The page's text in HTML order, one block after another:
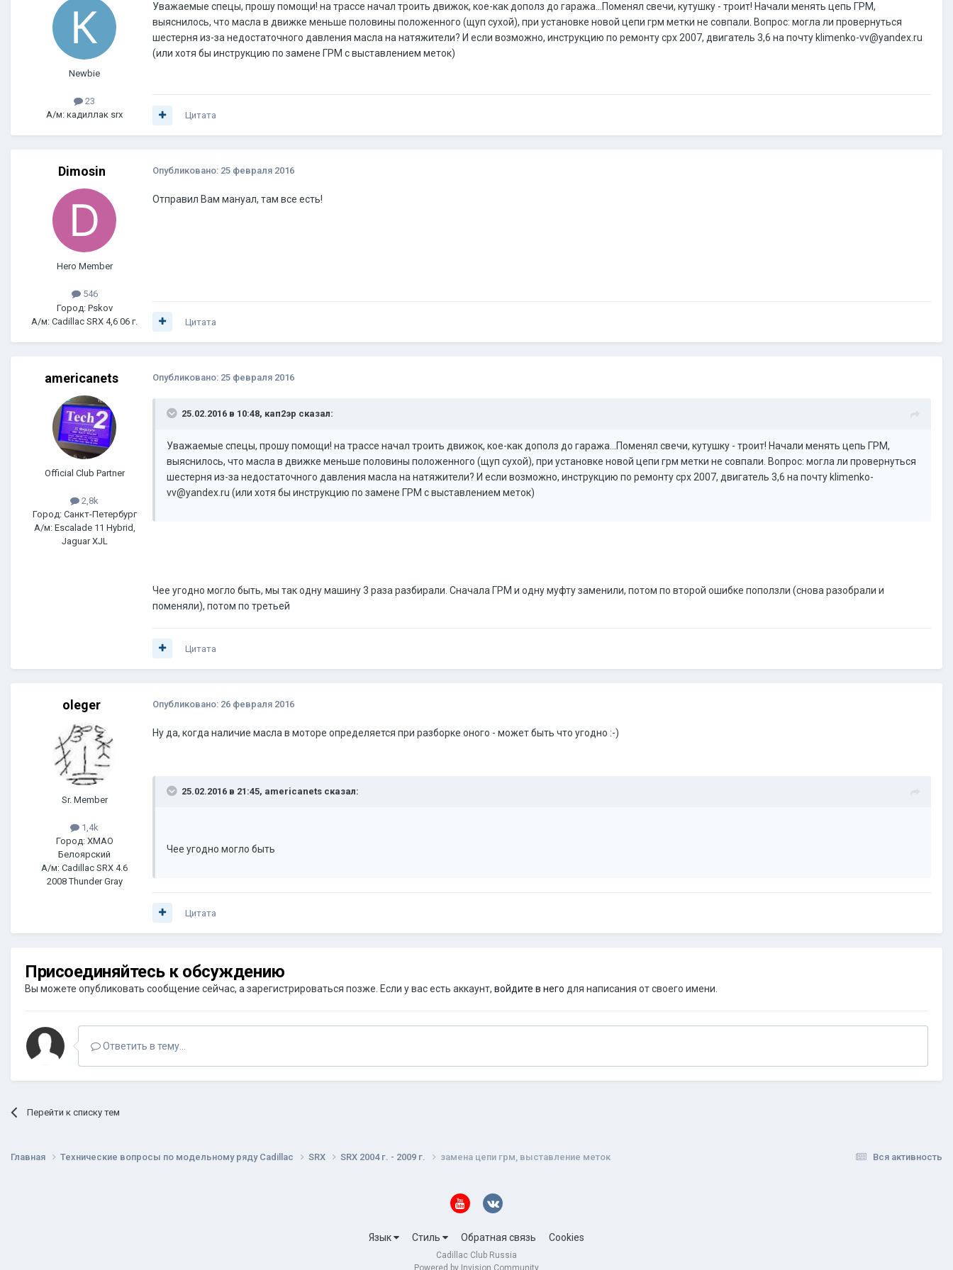
Newbie
23
А/м: кадиллак srx
Уважаемые спецы, прошу помощи! на трассе начал троить движок, кое-как дополз до гаража...Поменял свечи, кутушку - троит! Начали менять цепь ГРМ,
выяснилось, что масла в движке меньше половины положенного (щуп сухой), при установке новой цепи грм метки не совпали. Вопрос: могла ли провернуться
шестерня из-за недостаточного давления масла на натяжители? И если возможно, инструкцию по ремонту срх 2007, двигатель 3,6 на почту klimenko-vv@yandex.ru
(или хотя бы инструкцию по замене ГРМ с выставлением меток)
Цитата
Dimosin
Hero Member
546
Город: Pskov
А/м: Cadillac SRX 4,6 06 г.
Опубликовано: 25 февраля 2016
Отправил Вам мануал, там все есть!
Цитата
americanets
Official Club Partner
2,8k
Город: Санкт-Петербург
А/м: Escalade 11 Hybrid,
Jaguar XJL
Опубликовано: 25 февраля 2016
25.02.2016 в 10:48, кап2эр сказал:
Уважаемые спецы, прошу помощи! на трассе начал троить движок, кое-как дополз до гаража...Поменял свечи, кутушку - троит! Начали менять цепь ГРМ,
выяснилось, что масла в движке меньше половины положенного (щуп сухой), при установке новой цепи грм метки не совпали. Вопрос: могла ли провернуться
шестерня из-за недостаточного давления масла на натяжители? И если возможно, инструкцию по ремонту срх 2007, двигатель 3,6 на почту klimenko-
vv@yandex.ru (или хотя бы инструкцию по замене ГРМ с выставлением меток)
Чее угодно могло быть, мы так одну машину 3 раза разбирали. Сначала ГРМ и одну муфту заменили, потом по второй ошибке поползли (снова разобрали и
поменяли), потом по третьей
Цитата
oleger
Sr. Member
1,4k
Город: ХМАО
Белоярский
А/м: Cadillac SRX 4.6
2008 Thunder Gray
Опубликовано: 26 февраля 2016
Ну да, когда наличие масла в моторе определяется при разборке оного - может быть что угодно :-)
25.02.2016 в 21:45, americanets сказал:
Чее угодно могло быть
Цитата
Присоединяйтесь к обсуждению
Вы можете опубликовать сообщение сейчас, а зарегистрироваться позже. Если у вас есть аккаунт, войдите в него для написания от своего имени.
Ответить в тему...
Перейти к списку тем
Вся активность
Главная Технические вопросы по модельному ряду Cadillac SRX SRX 2004 г. - 2009 г. замена цепи грм, выставление меток
Язык Стиль Обратная связь Cookies
Cadillac Club Russia
Powered by Invision Community